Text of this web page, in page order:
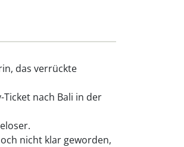
das verrückte
nach Bali in der
nicht klar geworden,